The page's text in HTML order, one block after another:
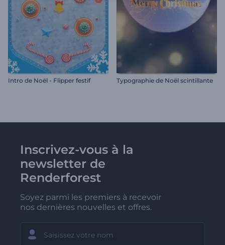
Intro de Noël - Flipper festif Typographie de Noël scintillante
Inscrivez-vous à la
newsletter de
Renderforest
Soyez parmi les premiers à recevoir
nos dernières nouvelles et offres.